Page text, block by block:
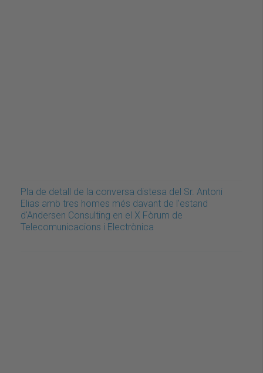
Pla de detall de la conversa distesa del Sr. Antoni
Elias amb tres homes més davant de l'estand
d'Andersen Consulting en el X Fòrum de
Telecomunicacions i Electrònica